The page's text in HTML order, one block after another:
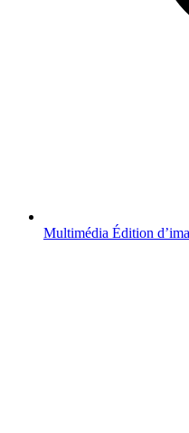
Multimédia Édition